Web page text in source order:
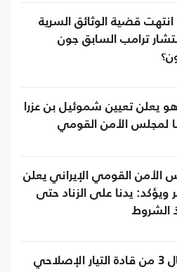
قضية الوثائق السرية
ترامب السابق جون
يعلن تعيين شموئيل بن عزرا
لمجلس الأمن القومي
الأمن القومي الإيراني يعلن
ويؤكد: يدنا على الزناد حتى
الشروط
اعتقال 3 من قادة التيار الإصلاحي